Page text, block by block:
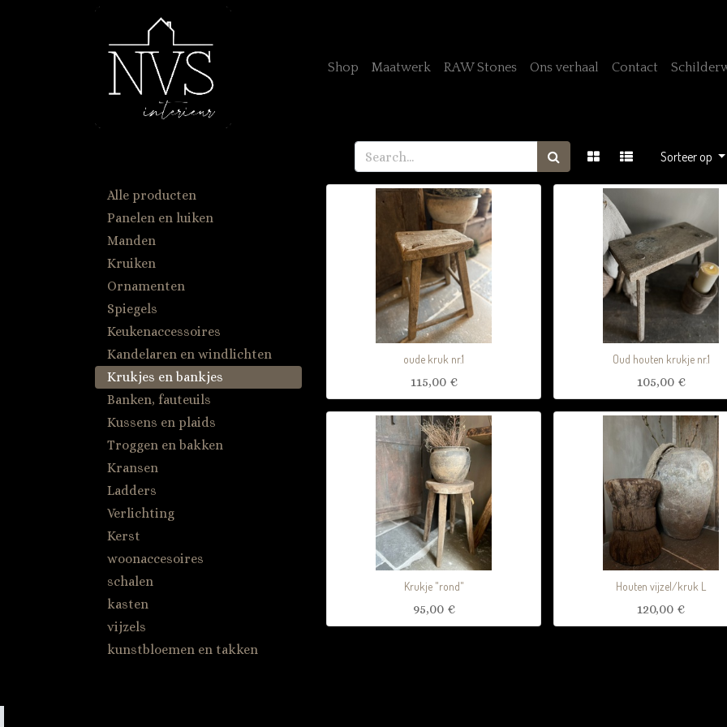
Shop Maatwerk RAW Stones Ons verhaal Contact
Sorteer op
Alle producten
Panelen en luiken
Manden
Kruiken
Ornamenten
Spiegels
Keukenaccessoires
Kandelaren en windlichten
Krukjes en bankjes
Banken, fauteuils
Kussens en plaids
Troggen en bakken
Kransen
Ladders
Verlichting
Kerst
woonaccesoires
schalen
kasten
vijzels
kunstbloemen en takken
oude kruk nr.1
115,00€
Oud houten krukje nr.1
105,00€
Krukje "rond"
95,00€
Houten vijzel/kruk L
120,00 €